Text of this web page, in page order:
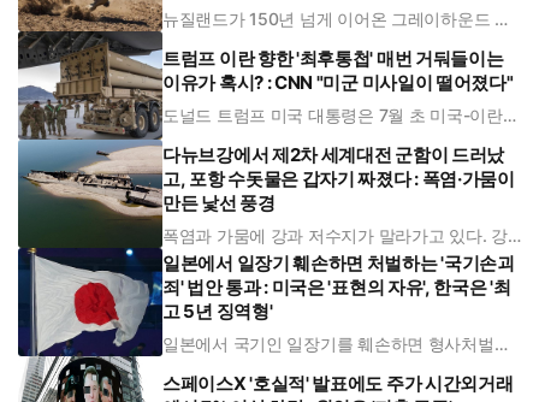
뉴질랜드가 150년 넘게 이어온 그레이하운드 경
제 경주견 입양처 마련과 종사자 생계 지원이라는
후속 과제 해결에도 나선다. 이로써 그레이하운드
경주가 합법으로 남은 국가는 미국, 영국, 아일랜
트럼프 이란 향한 '최후통첩' 매번 거둬들이는
이유가 혹시? : CNN "미군 미사일이 떨어졌다"
도널드 트럼프 미국 대통령은 7월 초 미국-이란
첩 발언을 쏟아낸 뒤 계속 전면적 군사작전을 미
루는 일을 반복해 왔다. 이를 두고 트럼프 대통령
의 특유의 '협박을 동반한 협상 전략'이라는 평가
도 있었지만 실제 이유는 다른
다뉴브강에서 제2차 세계대전 군함이 드러났
고, 포항 수돗물은 갑자기 짜졌다 : 폭염·가뭄이
만든 낯선 풍경
폭염과 가뭄에 강과 저수지가 말라가고 있다. 강
물이 마르자 강바닥에서 과거의 흔적이 모습을 드
러나는가 하면, 바닷물이 강을 거슬러 올라와 식
수원까지 위협하고 있다. 유럽에서 두 번째로 긴
다뉴브강의 수위가 가뭄으로 크게 낮아졌다. 세르
비아 프라호보 항구 인근에서는 수면
일본에서 일장기 훼손하면 처벌하는 '국기손괴
죄' 법안 통과 : 미국은 '표현의 자유', 한국은 '최
고 5년 징역형'
일본에서 국기인 일장기를 훼손하면 형사처벌하
헌법학자 199명은 위헌이라며 폐지를 촉구했다.
국기 훼손에 대해 각 국가는 다른 태도를 보인다.
스페이스X '호실적' 발표에도 주가 시간외거래